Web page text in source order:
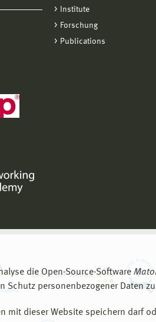
die Open-Source-Software
personenbezogener Daten
mit dieser Website speichern darf
Institute
Forschung
Publications